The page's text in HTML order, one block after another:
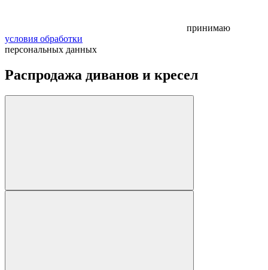
принимаю
условия обработки
персональных данных
Распродажа диванов и кресел